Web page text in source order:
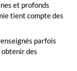
et profonds
tient compte des
parfois
des